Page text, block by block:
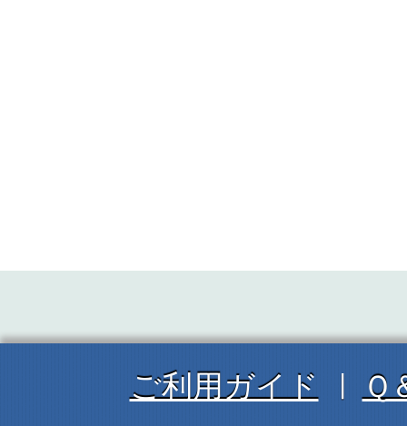
ご利用ガイド Ｑ